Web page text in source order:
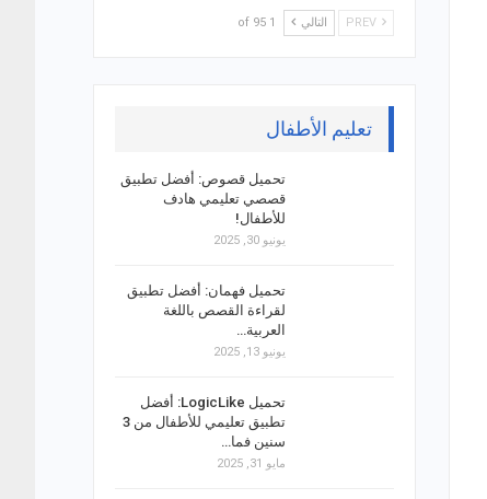
التالي 1 of 95
تعليم الأطفال
تحميل قصوص: أفضل تطبيق
قصصي تعليمي هادف
للأطفال!
يونيو 30, 2025
تحميل فهمان: أفضل تطبيق
لقراءة القصص باللغة
العربية…
يونيو 13, 2025
تحميل LogicLike: أفضل
تطبيق تعليمي للأطفال من 3
سنين فما…
مايو 31, 2025